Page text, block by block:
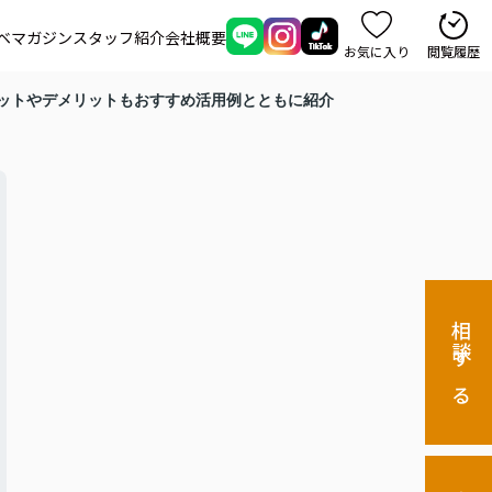
マガジンスタッフ紹介会社概要
お気に入り 閲覧履歴
相談する
トやデメリットもおすすめ活用例とともに紹介